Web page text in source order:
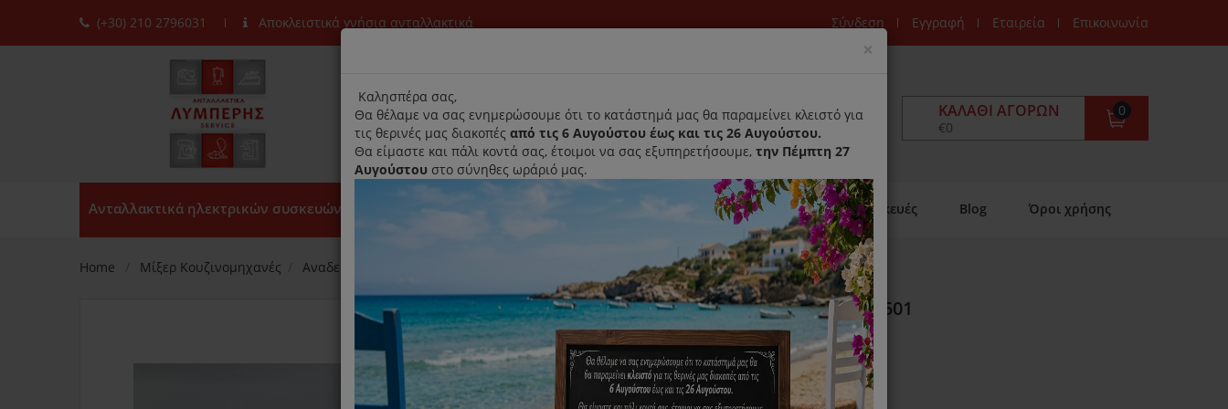
(+30) 210 2796031 Αποκλειστικά γνήσια ανταλλακτικά Σύνδεση Εγγραφή Εταιρεία Επικοινωνία
ΚΑΛΆΘΙ ΑΓΟΡΏΝ
0
€0
Ανταλλακτικά ηλεκτρικών συσκευών Αρχική Παραλαβή- Παράδοση Κατ'οικον Επισκευές Blog Όροι χρήσης
Home Μίξερ Κουζινομηχανές Αναδευτήρες Μίξερ Αβγογδάρτης Κουζινομηχανής Izzy IZ-1501
Αβγογδάρτης Κουζινομηχανής Izzy IZ-1501
Κωδικός : 223758
Διαθεσιμότητα :
Παράδοση Σε 1-3 Ημέρες (Διαθέσιμο)
Διαθέσιμο
× Close
title
Καλησπέρα σας,
Θα θέλαμε να σας ενημερώσουμε ότι το κατάστημά μας θα παραμείνει κλειστό για
τις θερινές μας διακοπές από τις 6 Αυγούστου έως και τις 26 Αυγούστου.
Θα είμαστε και πάλι κοντά σας, έτοιμοι να σας εξυπηρετήσουμε, την Πέμπτη 27
Αυγούστου στο σύνηθες ωράριό μας.